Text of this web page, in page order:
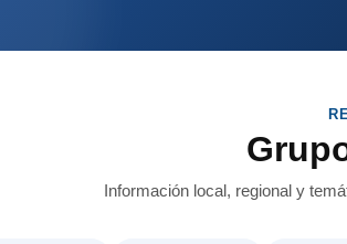
Información local, regional y